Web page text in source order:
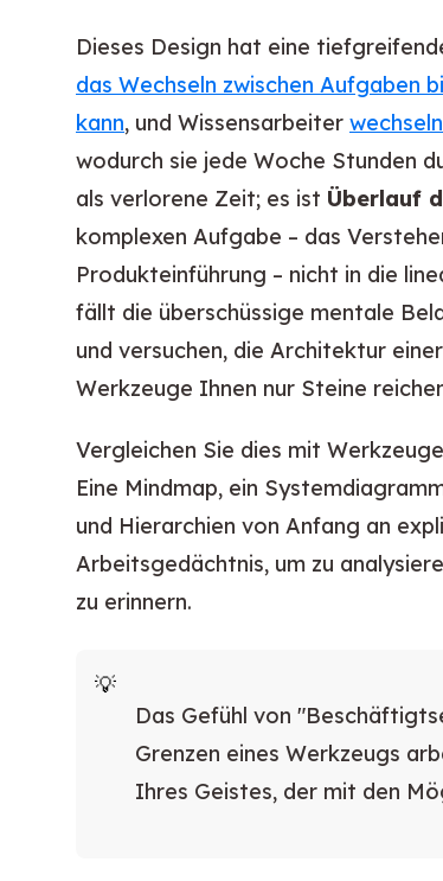
Dieses Design hat eine
das Wechseln zwischen Aufgaben
kann, und Wissensarbeiter
wodurch sie jede Woche Stunden
als verlorene Zeit; es ist Überlauf
komplexen Aufgabe – das
Produkteinführung – nicht in die
fällt die überschüssige mentale
und versuchen, die Architektur
Werkzeuge Ihnen nur Steine
Vergleichen Sie dies mit
Eine Mindmap, ein
und Hierarchien von Anfang an
Arbeitsgedächtnis, um zu
zu erinnern.
Das Gefühl von
Grenzen eines Werkzeugs
Ihres Geistes, der mit den